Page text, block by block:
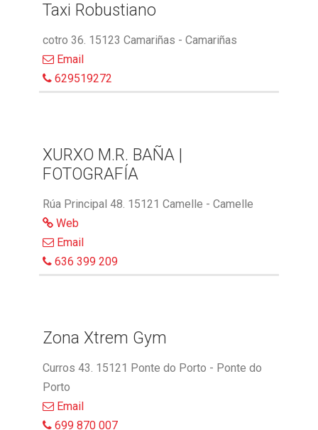
Taxi Robustiano
cotro 36. 15123 Camariñas - Camariñas
Email
629519272
XURXO M.R. BAÑA |
FOTOGRAFÍA
Rúa Principal 48. 15121 Camelle - Camelle
Web
Email
636 399 209
Zona Xtrem Gym
Curros 43. 15121 Ponte do Porto - Ponte do
Porto
Email
699 870 007